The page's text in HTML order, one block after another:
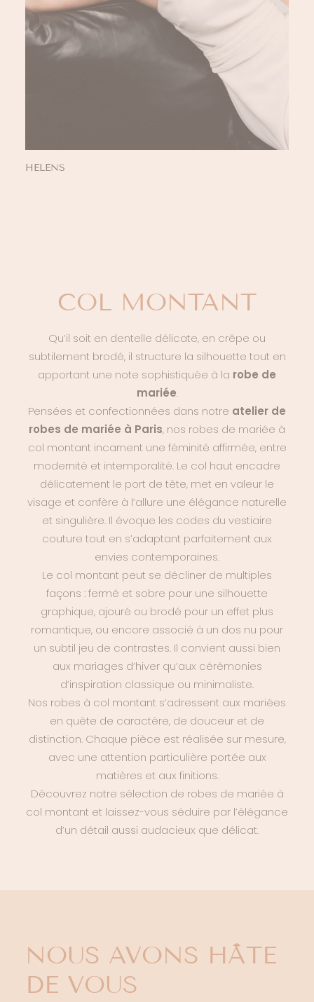
HELENS
COL MONTANT
Qu’il soit en dentelle délicate, en crêpe ou
subtilement brodé, il structure la silhouette tout en
apportant une note sophistiquée à la robe de
mariée.
Pensées et confectionnées dans notre atelier de
robes de mariée à Paris, nos robes de mariée à
col montant incarnent une féminité affirmée, entre
modernité et intemporalité. Le col haut encadre
délicatement le port de tête, met en valeur le
visage et confère à l’allure une élégance naturelle
et singulière. Il évoque les codes du vestiaire
couture tout en s’adaptant parfaitement aux
envies contemporaines.
Le col montant peut se décliner de multiples
façons : fermé et sobre pour une silhouette
graphique, ajouré ou brodé pour un effet plus
romantique, ou encore associé à un dos nu pour
un subtil jeu de contrastes. Il convient aussi bien
aux mariages d’hiver qu’aux cérémonies
d’inspiration classique ou minimaliste.
Nos robes à col montant s’adressent aux mariées
en quête de caractère, de douceur et de
distinction. Chaque pièce est réalisée sur mesure,
avec une attention particulière portée aux
matières et aux finitions.
Découvrez notre sélection de robes de mariée à
col montant et laissez-vous séduire par l’élégance
d’un détail aussi audacieux que délicat.
NOUS AVONS HÂTE
DE VOUS